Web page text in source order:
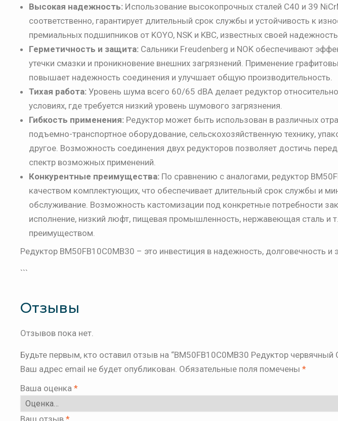
Высокая надежность: Использование высокопрочных сталей C40 и 39
соответственно, гарантирует длительный срок службы и устойчивость к
премиальных подшипников от KOYO, NSK и KBC, известных своей
Герметичность и защита: Сальники Freudenberg и NOK обеспечивают
утечки смазки и проникновение внешних загрязнений. Применение
повышает надежность соединения и улучшает общую производительность.
Тихая работа: Уровень шума всего 60/65 dBA делает редуктор
условиях, где требуется низкий уровень шумового загрязнения.
Гибкость применения: Редуктор может быть использован в различных
подъемно-транспортное оборудование, сельскохозяйственную технику,
другое. Возможность соединения двух редукторов позволяет достичь
спектр возможных применений.
Конкурентные преимущества: По сравнению с аналогами, редуктор
качеством комплектующих, что обеспечивает длительный срок службы и
обслуживание. Возможность кастомизации под конкретные потребности
исполнение, низкий люфт, пищевая промышленность, нержавеющая сталь и
преимуществом.
Редуктор BM50FB10C0MB30 – это инвестиция в надежность, долговечность
```
Отзывы
Отзывов пока нет.
Будьте первым, кто оставил отзыв на “BM50FB10C0MB30 Редуктор червячный
Ваш адрес email не будет опубликован. Обязательные поля помечены *
Ваша оценка *
Ваш отзыв *